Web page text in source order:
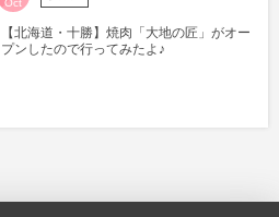
Oct
【北海道・十勝】焼肉「大地の匠」がオー
プンしたので行ってみたよ♪